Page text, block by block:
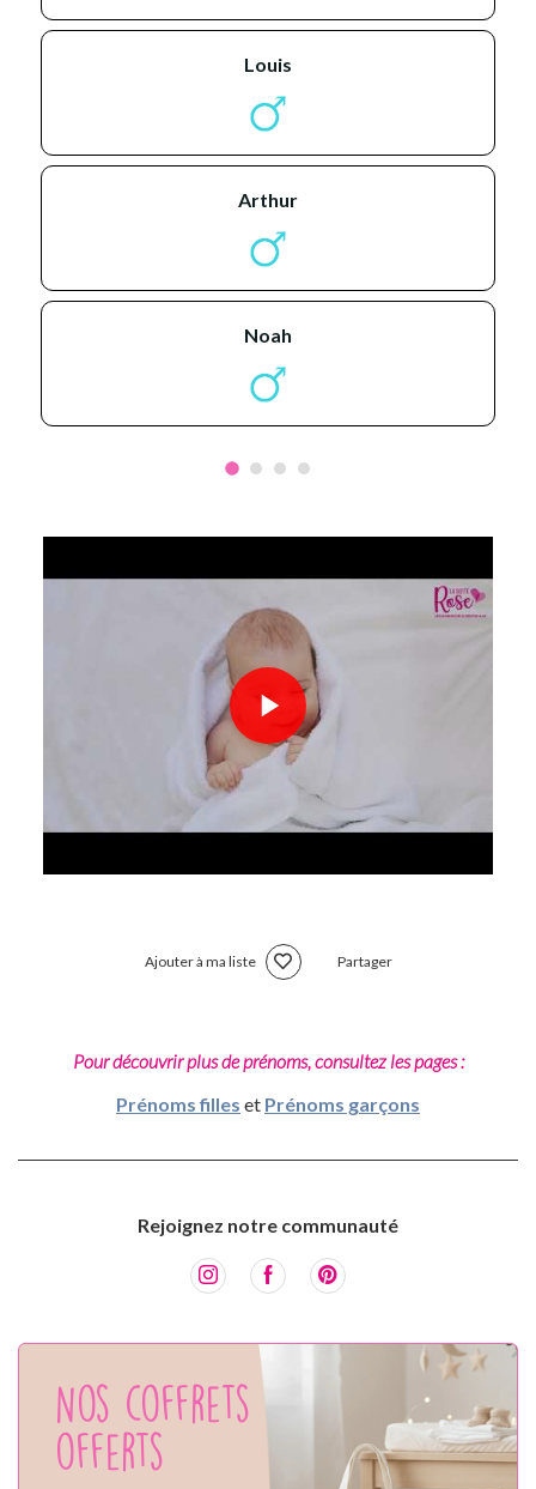
louis
arthur
noah
Ajouter à ma liste Partager
Pour découvrir plus de prénoms, consultez les pages :
Prénoms filles et Prénoms garçons
Rejoignez notre communauté
Nos coffrets
offerts